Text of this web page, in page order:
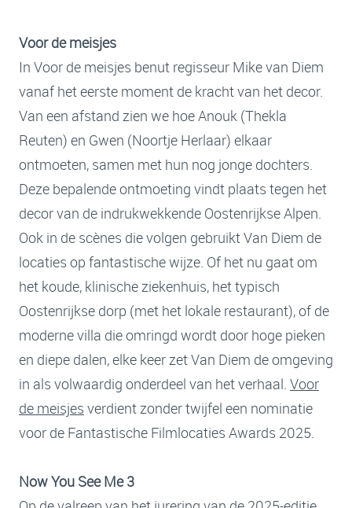
Voor de meisjes
In Voor de meisjes benut regisseur Mike van Diem
vanaf het eerste moment de kracht van het decor.
Van een afstand zien we hoe Anouk (Thekla
Reuten) en Gwen (Noortje Herlaar) elkaar
ontmoeten, samen met hun nog jonge dochters.
Deze bepalende ontmoeting vindt plaats tegen het
decor van de indrukwekkende Oostenrijkse Alpen.
Ook in de scènes die volgen gebruikt Van Diem de
locaties op fantastische wijze. Of het nu gaat om
het koude, klinische ziekenhuis, het typisch
Oostenrijkse dorp (met het lokale restaurant), of de
moderne villa die omringd wordt door hoge pieken
en diepe dalen, elke keer zet Van Diem de omgeving
in als volwaardig onderdeel van het verhaal. Voor
de meisjes verdient zonder twijfel een nominatie
voor de Fantastische Filmlocaties Awards 2025.
Now You See Me 3